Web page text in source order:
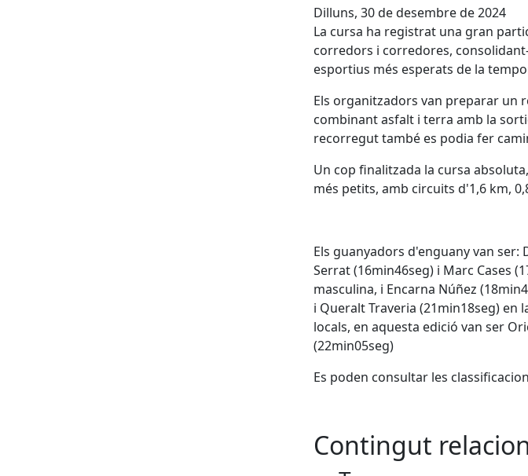
Dilluns, 30 de desembre de 2024
La cursa ha registrat una gran
corredors i corredores,
esportius més esperats de la
Els organitzadors van preparar un
combinant asfalt i terra amb la
recorregut també es podia fer
Un cop finalitzada la cursa
més petits, amb circuits d'1,6 km,
Els guanyadors d'enguany van ser:
Serrat (16min46seg) i Marc Cases
masculina, i Encarna Núñez
i Queralt Traveria (21min18seg) en
locals, en aquesta edició van ser
(22min05seg)
Es poden consultar les
Contingut